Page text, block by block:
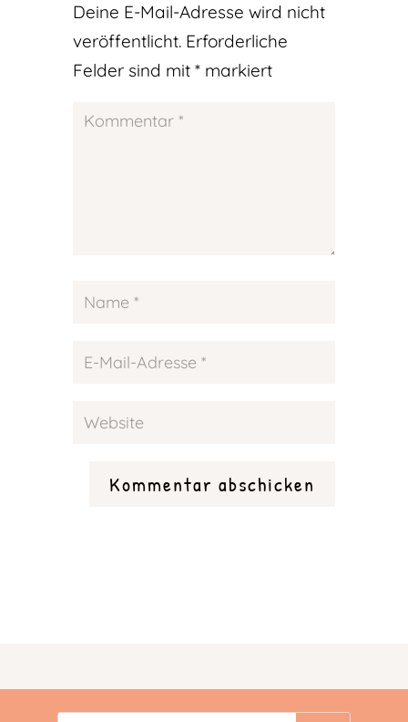
Deine E-Mail-Adresse wird nicht
veröffentlicht. Erforderliche
Felder sind mit *markiert
Kommentar abschicken